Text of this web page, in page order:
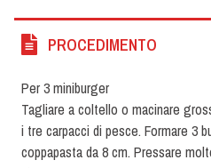
PROCEDIMENTO
Per 3 miniburger
Tagliare a coltello o macinare
i tre carpacci di pesce. Formare 3
coppapasta da 8 cm. Pressare